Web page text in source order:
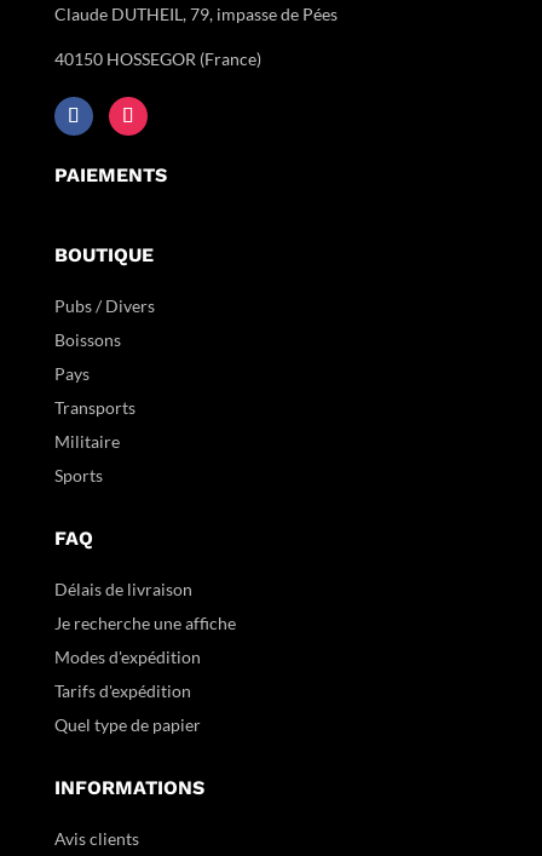
Claude DUTHEIL, 79, impasse de Pées
40150 HOSSEGOR (France)
PAIEMENTS
BOUTIQUE
Pubs / Divers
Boissons
Pays
Transports
Militaire
Sports
FAQ
Délais de livraison
Je recherche une affiche
Modes d'expédition
Tarifs d'expédition
Quel type de papier
INFORMATIONS
Avis clients